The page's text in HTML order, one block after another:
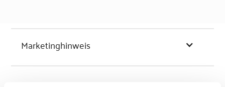
Marketinghinweis